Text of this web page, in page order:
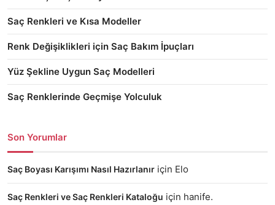
Saç Renkleri ve Kısa Modeller
Renk Değişiklikleri için Saç Bakım İpuçları
Yüz Şekline Uygun Saç Modelleri
Saç Renklerinde Geçmişe Yolculuk
Son Yorumlar
Saç Boyası Karışımı Nasıl Hazırlanır için Elo
Saç Renkleri ve Saç Renkleri Kataloğu için hanife.